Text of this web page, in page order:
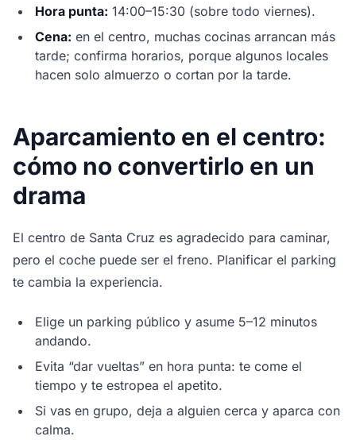
Hora punta: 14:00–15:30 (sobre todo viernes).
Cena: en el centro, muchas cocinas arrancan más
tarde; confirma horarios, porque algunos locales
hacen solo almuerzo o cortan por la tarde.
Aparcamiento en el centro:
cómo no convertirlo en un
drama
El centro de Santa Cruz es agradecido para caminar,
pero el coche puede ser el freno. Planificar el parking
te cambia la experiencia.
Elige un parking público y asume 5–12 minutos
andando.
Evita “dar vueltas” en hora punta: te come el
tiempo y te estropea el apetito.
Si vas en grupo, deja a alguien cerca y aparca con
calma.